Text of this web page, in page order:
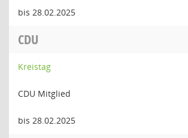
bis 28.02.2025
CDU
Kreistag
CDU Mitglied
bis 28.02.2025